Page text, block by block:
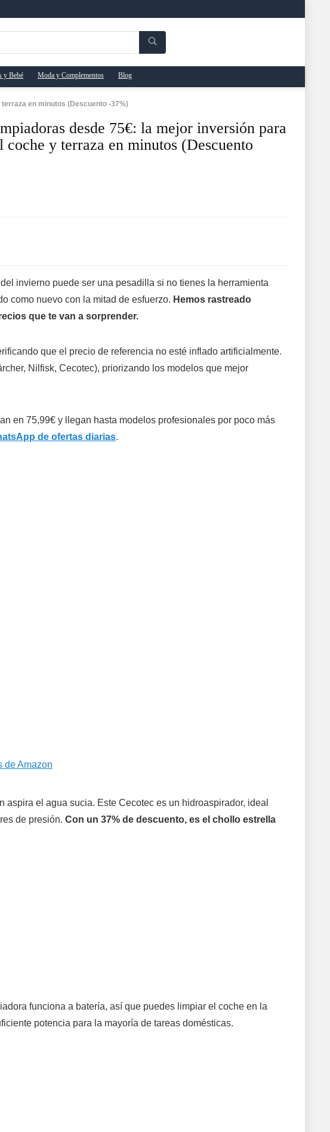
y Bebé Moda y Complementos Blog
en minutos (Descuento -37%)
desde 75€: la mejor inversión para
y terraza en minutos (Descuento
invierno puede ser una pesadilla si no tienes la herramienta
como nuevo con la mitad de esfuerzo. Hemos rastreado
que te van a sorprender.
que el precio de referencia no esté inflado artificialmente.
Nilfisk, Cecotec), priorizando los modelos que mejor
en 75,99€ y llegan hasta modelos profesionales por poco más
de ofertas diarias.
el agua sucia. Este Cecotec es un hidroaspirador, ideal
de presión. Con un 37% de descuento, es el chollo estrella
funciona a batería, así que puedes limpiar el coche en la
potencia para la mayoría de tareas domésticas.